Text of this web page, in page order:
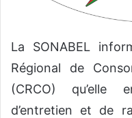
r
e
l
La SONABEL
Régional de
(CRCO) qu’elle
d’entretien et de